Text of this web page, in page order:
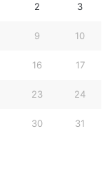
2 3
9 10
16 17
23 24
30 31